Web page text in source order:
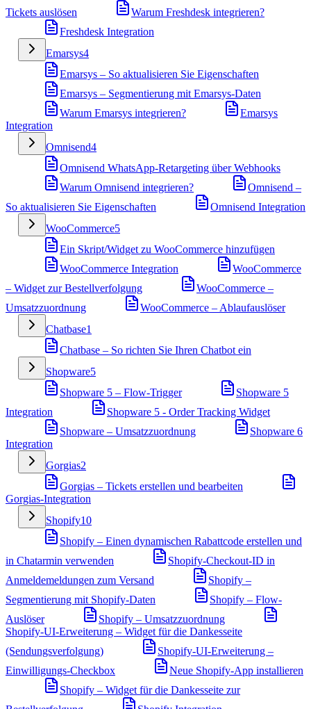
Tickets auslösen
Warum Freshdesk integrieren?
Freshdesk Integration
Emarsys4
Emarsys – So aktualisieren Sie Eigenschaften
Emarsys – Segmentierung mit Emarsys-Daten
Warum Emarsys integrieren?
Emarsys
Integration
Omnisend4
Omnisend WhatsApp-Retargeting über Webhooks
Warum Omnisend integrieren?
Omnisend –
So aktualisieren Sie Eigenschaften
Omnisend Integration
WooCommerce5
Ein Skript/Widget zu WooCommerce hinzufügen
WooCommerce Integration
WooCommerce
– Widget zur Bestellverfolgung
WooCommerce –
Umsatzzuordnung
WooCommerce – Ablaufauslöser
Chatbase1
Chatbase – So richten Sie Ihren Chatbot ein
Shopware5
Shopware 5 – Flow-Trigger
Shopware 5
Integration
Shopware 5 - Order Tracking Widget
Shopware – Umsatzzuordnung
Shopware 6
Integration
Gorgias2
Gorgias – Tickets erstellen und bearbeiten
Gorgias-Integration
Shopify10
Shopify – Einen dynamischen Rabattcode erstellen und
in Chatarmin verwenden
Shopify-Checkout-ID in
Anmeldemeldungen zum Versand
Shopify –
Segmentierung mit Shopify-Daten
Shopify – Flow-
Auslöser
Shopify – Umsatzzuordnung
Shopify-UI-Erweiterung – Widget für die Dankesseite
(Sendungsverfolgung)
Shopify-UI-Erweiterung –
Einwilligungs-Checkbox
Neue Shopify-App installieren
Shopify – Widget für die Dankesseite zur